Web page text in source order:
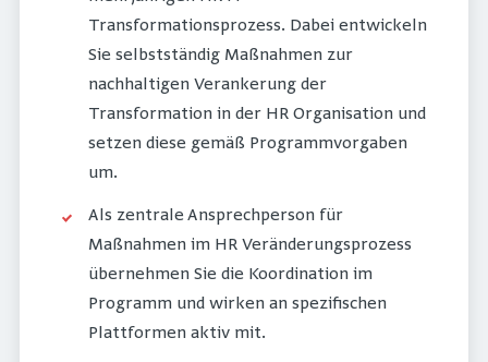
Transformationsprozess. Dabei entwickeln
Sie selbstständig Maßnahmen zur
nachhaltigen Verankerung der
Transformation in der HR Organisation und
setzen diese gemäß Programmvorgaben
um.
Als zentrale Ansprechperson für
Maßnahmen im HR Veränderungsprozess
übernehmen Sie die Koordination im
Programm und wirken an spezifischen
Plattformen aktiv mit.